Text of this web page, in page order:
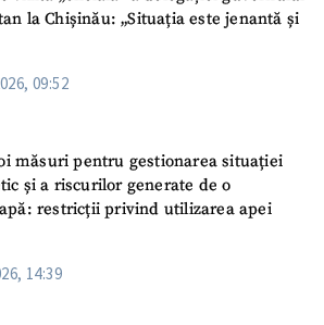
la Chișinău: „Situația este jenantă și
09:52
măsuri pentru gestionarea situației
și a riscurilor generate de o
restricții privind utilizarea apei
14:39